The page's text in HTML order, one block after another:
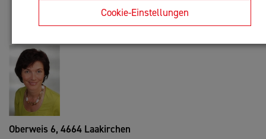
Cookie-Einstellungen
Anfrage oder Rückruf
Oberweis 6, 4664 Laakirchen